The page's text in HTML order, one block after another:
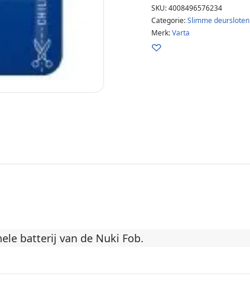
SKU:4008496576234
Categorie:Slimme deursloten
Merk:Varta
batterij van de Nuki Fob.